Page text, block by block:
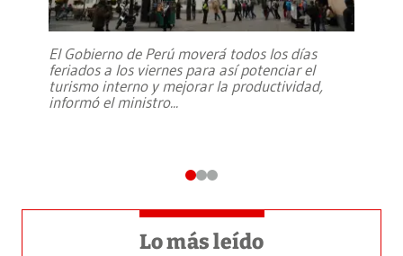
El Gobierno de Perú moverá todos los días
feriados a los viernes para así potenciar el
turismo interno y mejorar la productividad,
informó el ministro...
Lo más leído